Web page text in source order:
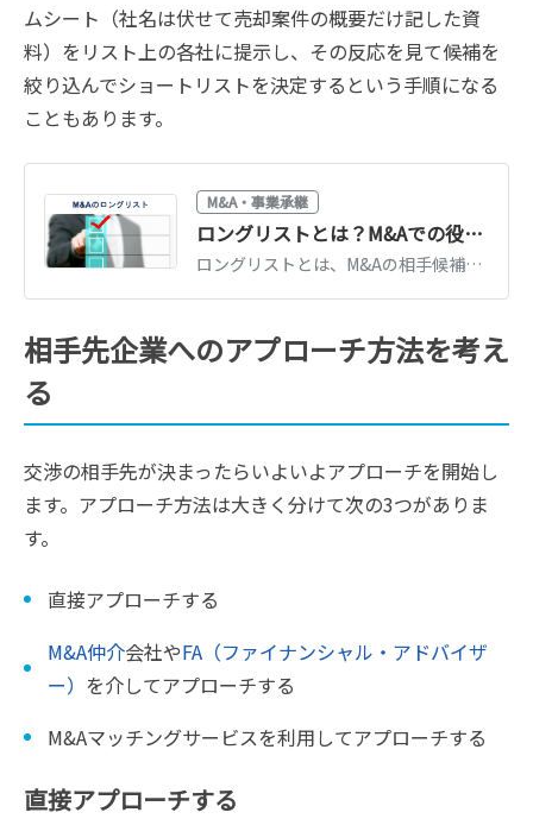
ムシート（社名は伏せて売却案件の概要だけ記した資
料）をリスト上の各社に提示し、その反応を見て候補を
絞り込んでショートリストを決定するという手順になる
こともあります。
M&A・事業承継
ロングリストとは？M&Aでの役割・記載項目・作り方を解説
ロングリストとは、M&Aの相手候補を幅広く洗い出した一覧表です。記載項目、ショートリストへの絞り込みの流れ、精度の高いリストを作るポイントを解説します。
相手先企業へのアプローチ方法を考え
る
交渉の相手先が決まったらいよいよアプローチを開始し
ます。アプローチ方法は大きく分けて次の3つがありま
す。
直接アプローチする
M&A仲介会社やFA（ファイナンシャル・アドバイザ
ー） を介してアプローチする
M&Aマッチングサービスを利用してアプローチする
直接アプローチする